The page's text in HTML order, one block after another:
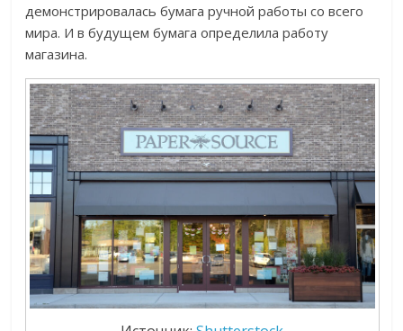
демонстрировалась бумага ручной работы со всего
мира. И в будущем бумага определила работу
магазина.